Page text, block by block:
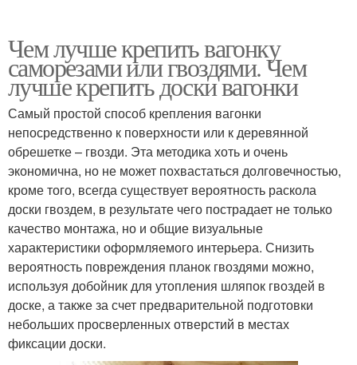
Чем лучше крепить вагонку
саморезами или гвоздями. Чем
лучше крепить доски вагонки
Самый простой способ крепления вагонки
непосредственно к поверхности или к деревянной
обрешетке – гвозди. Эта методика хоть и очень
экономична, но не может похвастаться долговечностью,
кроме того, всегда существует вероятность раскола
доски гвоздем, в результате чего пострадает не только
качество монтажа, но и общие визуальные
характеристики оформляемого интерьера. Снизить
вероятность повреждения планок гвоздями можно,
используя добойник для утопления шляпок гвоздей в
доске, а также за счет предварительной подготовки
небольших просверленных отверстий в местах
фиксации доски.